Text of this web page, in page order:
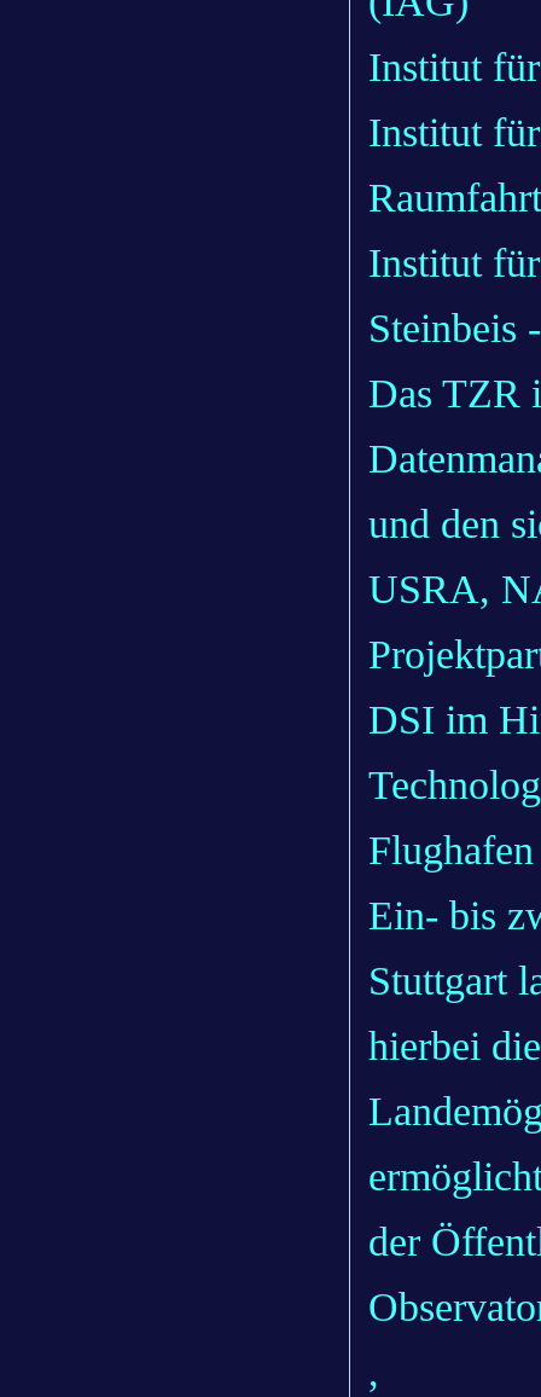
Institut
Institut
Institut
Steinbeis
Das TZR
und den
USRA,
DSI im
Ein- bis
Stuttgart
hierbei
der
,